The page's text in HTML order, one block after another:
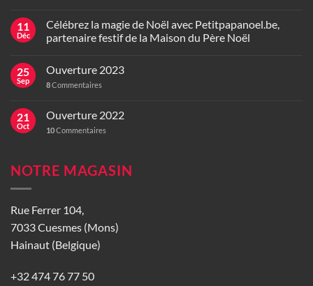
11
Déc
Célébrez la magie de Noël avec Petitpapanoel.be,
partenaire festif de la Maison du Père Noël
25
Sep
Ouverture 2023
8Commentaires
21
Oct
Ouverture 2022
10Commentaires
NOTRE MAGASIN
Rue Ferrer 104,
7033 Cuesmes (Mons)
Hainaut (Belgique)
+32 474 76 77 50